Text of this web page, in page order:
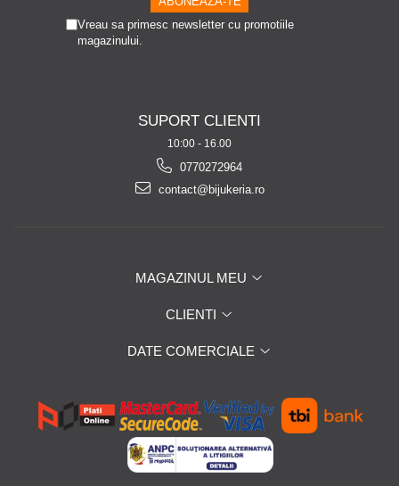
Vreau sa primesc newsletter cu promotiile
magazinului.
SUPORT CLIENTI
10:00 - 16.00
0770272964
contact@bijukeria.ro
MAGAZINUL MEU
CLIENTI
DATE COMERCIALE